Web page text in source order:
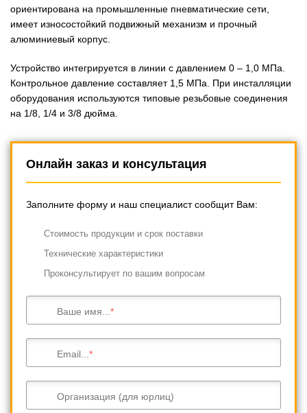
ориентирована на промышленные пневматические сети,
имеет износостойкий подвижный механизм и прочный
алюминиевый корпус.
Устройство интегрируется в линии с давлением 0 – 1,0 МПа.
Контрольное давление составляет 1,5 МПа. При инсталляции
оборудования используются типовые резьбовые соединения
на 1/8, 1/4 и 3/8 дюйма.
Онлайн заказ и консультация
Заполните форму и наш специалист сообщит Вам:
Cтоимость продукции и срок поставки
Технические характеристики
Проконсультирует по вашим вопросам
Ваше имя...
Email...
Организация (для юрлиц)